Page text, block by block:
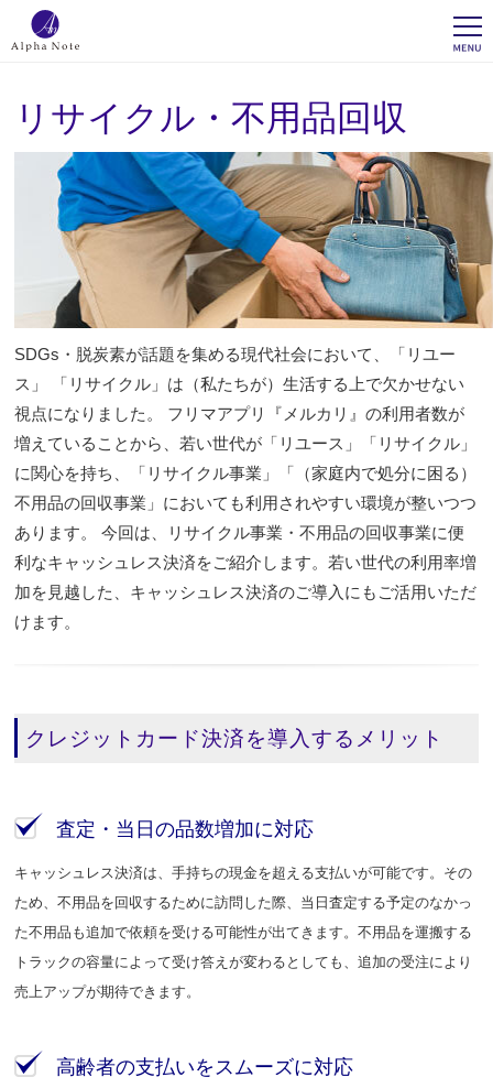
リサイクル・不用品回収
SDGs・脱炭素が話題を集める現代社会において、「リユー
ス」 「リサイクル」は（私たちが）生活する上で欠かせない
視点になりました。 フリマアプリ『メルカリ』の利用者数が
増えていることから、若い世代が「リユース」「リサイクル」
に関心を持ち、「リサイクル事業」「（家庭内で処分に困る）
不用品の回収事業」においても利用されやすい環境が整いつつ
あります。 今回は、リサイクル事業・不用品の回収事業に便
利なキャッシュレス決済をご紹介します。若い世代の利用率増
加を見越した、キャッシュレス決済のご導入にもご活用いただ
けます。
クレジットカード決済を導入するメリット
査定・当日の品数増加に対応
キャッシュレス決済は、手持ちの現金を超える支払いが可能です。その
ため、不用品を回収するために訪問した際、当日査定する予定のなかっ
た不用品も追加で依頼を受ける可能性が出てきます。不用品を運搬する
トラックの容量によって受け答えが変わるとしても、追加の受注により
売上アップが期待できます。
高齢者の支払いをスムーズに対応